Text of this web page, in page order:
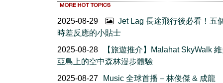
2025-08-29
Jet Lag 長途飛行後必看！五
時差反應的小貼士
2025-08-28
【旅遊推介】Malahat SkyWalk
亞島上的空中森林漫步體驗
2025-08-27
Music 全球首播 – 林俊傑 & 成龍